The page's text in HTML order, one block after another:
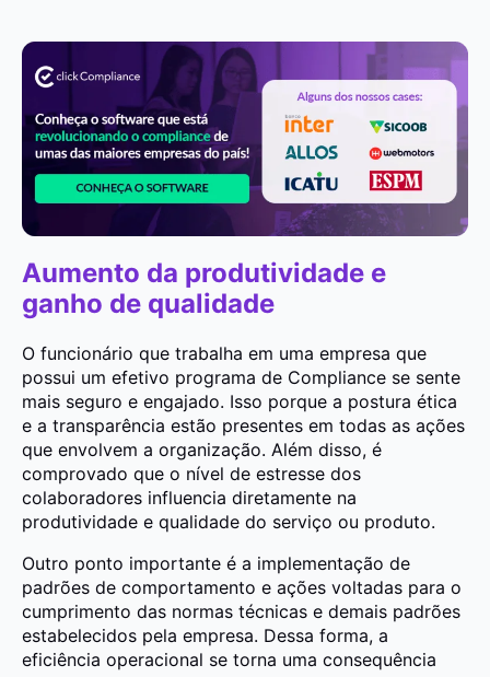
Aumento da produtividade e
ganho de qualidade
O funcionário que trabalha em uma empresa que
possui um efetivo programa de Compliance se sente
mais seguro e engajado. Isso porque a postura ética
e a transparência estão presentes em todas as ações
que envolvem a organização. Além disso, é
comprovado que o nível de estresse dos
colaboradores influencia diretamente na
produtividade e qualidade do serviço ou produto.
Outro ponto importante é a implementação de
padrões de comportamento e ações voltadas para o
cumprimento das normas técnicas e demais padrões
estabelecidos pela empresa. Dessa forma, a
eficiência operacional se torna uma consequência